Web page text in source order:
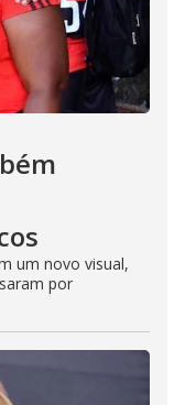
um novo visual,
por